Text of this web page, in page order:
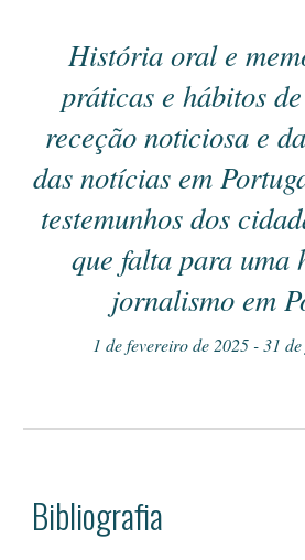
História oral e
práticas e hábitos
receção noticiosa e
das notícias em
testemunhos dos
que falta para uma
jornalismo em
1 de fevereiro de 2025 - 31
Bibliografia